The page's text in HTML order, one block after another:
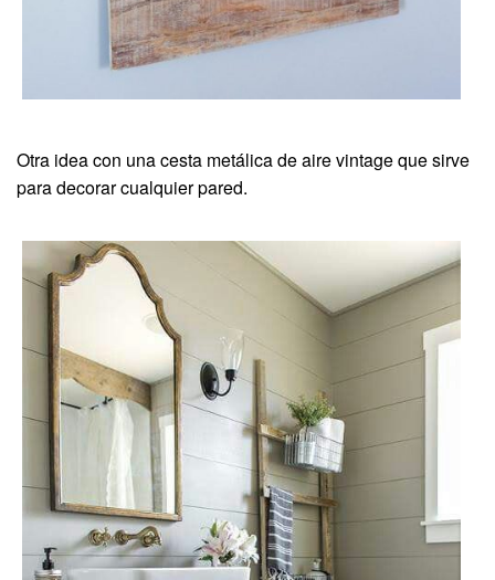
Otra idea con una cesta metálica de aire vintage que sirve
para decorar cualquier pared.